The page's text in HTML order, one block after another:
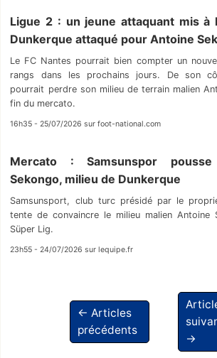
Ligue 2 : un jeune attaquant mis à
Dunkerque attaqué pour Antoine
Le FC Nantes pourrait bien compter un
rangs dans les prochains jours. De son
pourrait perdre son milieu de terrain malien
fin du mercato.
16h35 - 25/07/2026 sur foot-national.com
Mercato : Samsunspor
Sekongo, milieu de Dunkerque
Samsunsport, club turc présidé par le
tente de convaincre le milieu malien Antoine
Süper Lig.
23h55 - 24/07/2026 sur lequipe.fr
← Articles
précédents
→